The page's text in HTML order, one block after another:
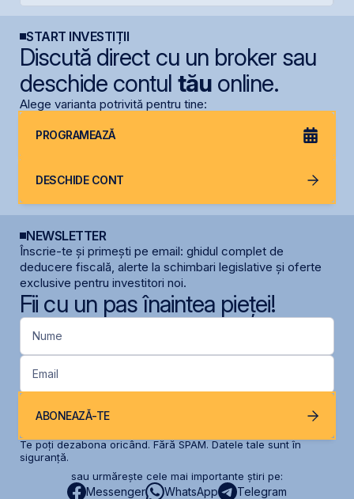
START INVESTIȚII
Discută direct cu un broker sau
deschide contul tăuonline.
Alege varianta potrivită pentru tine:
PROGRAMEAZĂ
DESCHIDE CONT
NEWSLETTER
Înscrie-te și primești pe email: ghidul complet de
deducere fiscală, alerte la schimbari legislative și oferte
exclusive pentru investitori noi.
Fii cu un pas înaintea pieței!
Nume
Email
ABONEAZĂ-TE
Te poți dezabona oricând. Fără SPAM. Datele tale sunt în
siguranță.
sau urmărește cele mai importante știri pe:
Messenger WhatsApp Telegram